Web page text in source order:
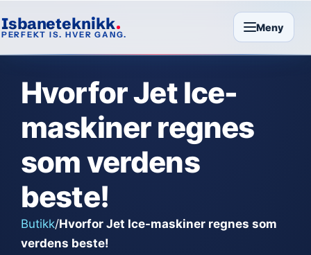
Isbaneteknikk
PERFEKT IS. HVER GANG.
Meny
Hvorfor Jet Ice-
maskiner regnes
som verdens
beste!
Butikk/Hvorfor Jet Ice-maskiner regnes som
verdens beste!